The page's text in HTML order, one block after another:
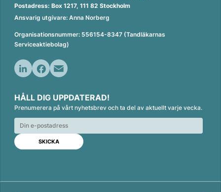
Postadress: Box 1217, 111 82 Stockholm
Ansvarig utgivare: Anna Norberg
Organisationsnummer: 556154-8347 (Tandläkarnas
Serviceaktiebolag)
n
k
e
d
n
c
e
b
o
o
k
a
i
l
HÅLL DIG UPPDATERAD!
Prenumerera på vårt nyhetsbrev och ta del av aktuellt varje vecka.